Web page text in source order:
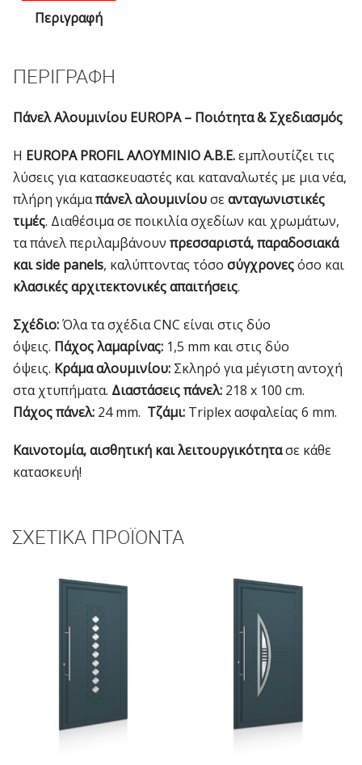
Περιγραφή
ΠΕΡΙΓΡΑΦΉ
Πάνελ Αλουμινίου EUROPA – Ποιότητα & Σχεδιασμός
Η EUROPA PROFIL ΑΛΟΥΜΙΝΙΟ Α.Β.Ε.εμπλουτίζει τις
λύσεις για κατασκευαστές και καταναλωτές με μια νέα,
πλήρη γκάμαπάνελ αλουμινίουσεανταγωνιστικές
τιμές. Διαθέσιμα σε ποικιλία σχεδίων και χρωμάτων,
τα πάνελ περιλαμβάνουν πρεσσαριστά, παραδοσιακά
και side panels, καλύπτοντας τόσο σύγχρονεςόσο και
κλασικές αρχιτεκτονικές απαιτήσεις.
Σχέδιο:Όλα τα σχέδια CNC είναι στις δύο
όψεις. Πάχος λαμαρίνας: 1,5 mm και στις δύο
όψεις. Κράμα αλουμινίου: Σκληρό για μέγιστη αντοχή
στα χτυπήματα. Διαστάσεις πάνελ: 218 x 100 cm.
Πάχος πάνελ: 24 mm. Τζάμι: Triplex ασφαλείας 6 mm.
Καινοτομία, αισθητική και λειτουργικότητασε κάθε
κατασκευή!
ΣΧΕΤΙΚΆ ΠΡΟΪΌΝΤΑ